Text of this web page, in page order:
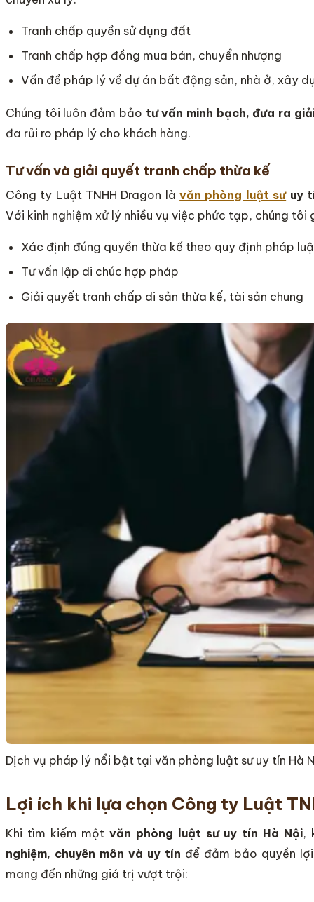
Tranh chấp quyền sử dụng đất
Tranh chấp hợp đồng mua bán, chuyển nhượng
Vấn đề pháp lý về dự án bất động sản, nhà ở, xây
Chúng tôi luôn đảm bảo tư vấn minh bạch, đưa ra
đa rủi ro pháp lý cho khách hàng.
Tư vấn và giải quyết tranh chấp thừa kế
Công ty Luật TNHH Dragon làvăn phòng luật sưuy
Với kinh nghiệm xử lý nhiều vụ việc phức tạp, chúng tôi
Xác định đúng quyền thừa kế theo quy định pháp
Tư vấn lập di chúc hợp pháp
Giải quyết tranh chấp di sản thừa kế, tài sản chung
Dịch vụ pháp lý nổi bật tại văn phòng luật sư uy tín Hà
Lợi ích khi lựa chọn Công ty Luật
Khi tìm kiếm mộtvăn phòng luật sư uy tín Hà Nội,
nghiệm, chuyên môn và uy tín để đảm bảo quyền
mang đến những giá trị vượt trội: